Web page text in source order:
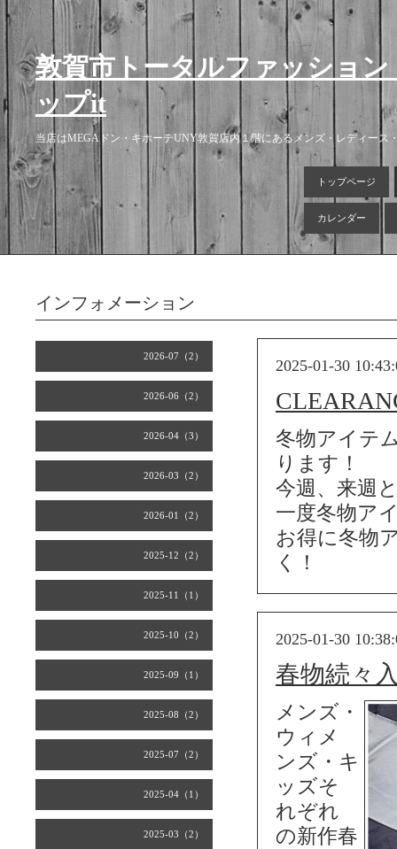
敦賀市トータルファッショ
ップit
当店はMEGAドン・キホーテUNY敦賀店内１階にあるメンズ・レディー
トップページ
カレンダー
2026-07（2）
2026-06（2）
2026-04（3）
2026-03（2）
2026-01（2）
2025-12（2）
2025-11（1）
2025-10（2）
2025-09（1）
2025-08（2）
2025-07（2）
2025-04（1）
2025-03（2）
インフォメーション
2025-01-30
冬物アイテ
ります！
今週、来週
一度冬物ア
お得に冬物
く！
2025-01-30
春物続々
メンズ・
ウィメ
ンズ・キ
ッズそ
れぞれ
の新作春